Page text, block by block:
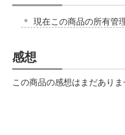
現在この商品の所有管
感想
この商品の感想はまだありま